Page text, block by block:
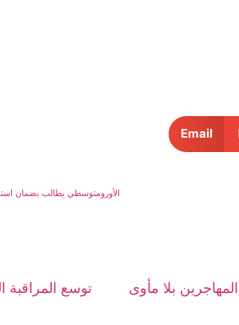
Email
الأورومتوسطي يطالب بضمان
بلا مأوى توسع المراقبة